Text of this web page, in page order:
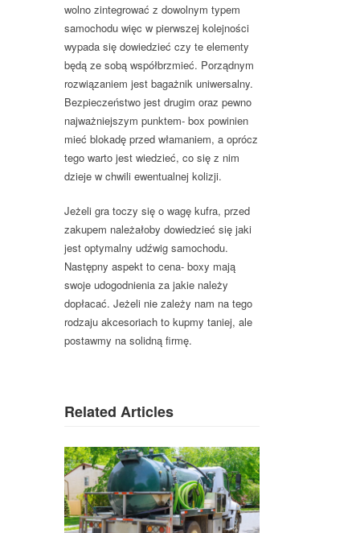
wolno zintegrować z dowolnym typem
samochodu więc w pierwszej kolejności
wypada się dowiedzieć czy te elementy
będą ze sobą współbrzmieć. Porządnym
rozwiązaniem jest bagażnik uniwersalny.
Bezpieczeństwo jest drugim oraz pewno
najważniejszym punktem- box powinien
mieć blokadę przed włamaniem, a oprócz
tego warto jest wiedzieć, co się z nim
dzieje w chwili ewentualnej kolizji.
Jeżeli gra toczy się o wagę kufra, przed
zakupem należałoby dowiedzieć się jaki
jest optymalny udźwig samochodu.
Następny aspekt to cena- boxy mają
swoje udogodnienia za jakie należy
dopłacać. Jeżeli nie zależy nam na tego
rodzaju akcesoriach to kupmy taniej, ale
postawmy na solidną firmę.
Related Articles